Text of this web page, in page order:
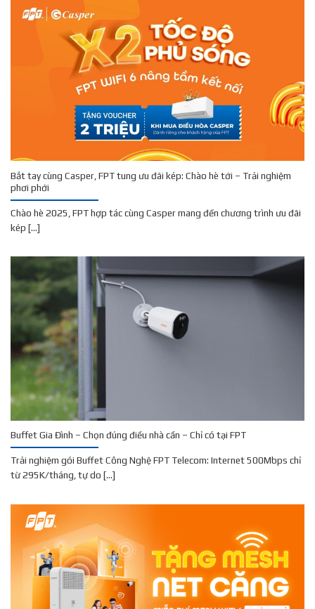
Bắt tay cùng Casper, FPT tung ưu đãi kép: Chào hè tới – Trải nghiệm
phơi phới
Chào hè 2025, FPT hợp tác cùng Casper mang đến chương trình ưu đãi
kép [...]
Buffet Gia Đình – Chọn đúng điều nhà cần – Chỉ có tại FPT
Trải nghiệm gói Buffet Công Nghệ FPT Telecom: Internet 500Mbps chỉ
từ 295K/tháng, tự do [...]